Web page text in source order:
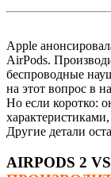
Apple
AirPods.
беспроводные
на этот вопрос в
Но если коротко:
Другие детали
AIRPODS 2 VS